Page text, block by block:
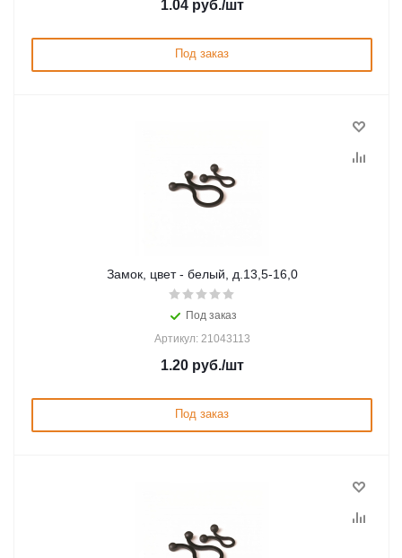
1.04руб./шт
Под заказ
Замок, цвет - белый, д.13,5-16,0
Под заказ
Артикул: 21043113
1.20руб./шт
Под заказ